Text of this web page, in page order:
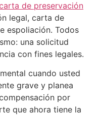
de preservación
legal, carta de
espoliación. Todos
una solicitud
con fines legales.
cuando usted
grave y planea
por
que ahora tiene la